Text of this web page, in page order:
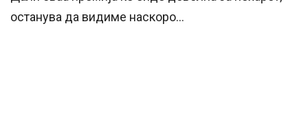
останува да видиме наскоро…